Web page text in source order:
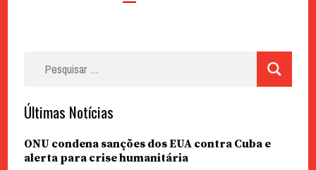
Últimas Notícias
ONU condena sanções dos EUA contra Cuba e
alerta para crise humanitária